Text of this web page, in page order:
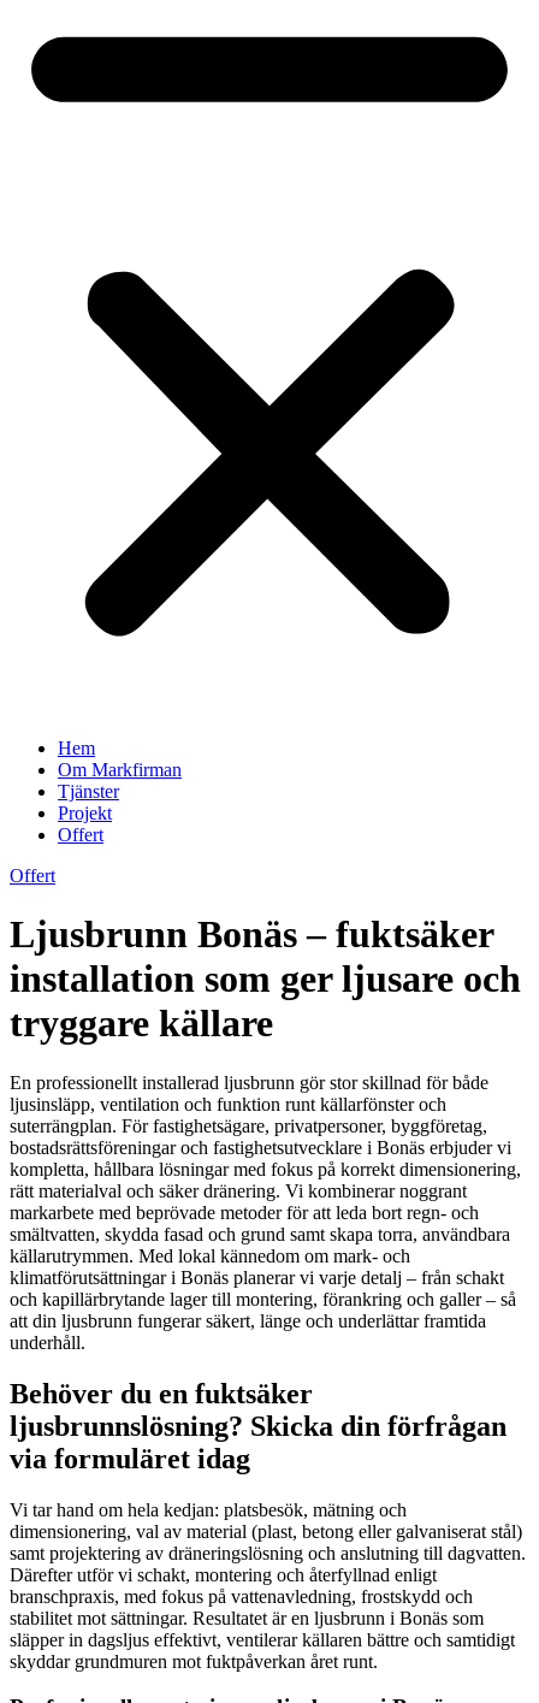
Hem
Om Markfirman
Tjänster
Projekt
Offert
Offert
Ljusbrunn Bonäs – fuktsäker
installation som ger ljusare och
tryggare källare
En professionellt installerad ljusbrunn gör stor skillnad för både
ljusinsläpp, ventilation och funktion runt källarfönster och
suterrängplan. För fastighetsägare, privatpersoner, byggföretag,
bostadsrättsföreningar och fastighetsutvecklare i Bonäs erbjuder vi
kompletta, hållbara lösningar med fokus på korrekt dimensionering,
rätt materialval och säker dränering. Vi kombinerar noggrant
markarbete med beprövade metoder för att leda bort regn- och
smältvatten, skydda fasad och grund samt skapa torra, användbara
källarutrymmen. Med lokal kännedom om mark- och
klimatförutsättningar i Bonäs planerar vi varje detalj – från schakt
och kapillärbrytande lager till montering, förankring och galler – så
att din ljusbrunn fungerar säkert, länge och underlättar framtida
underhåll.
Behöver du en fuktsäker
ljusbrunnslösning? Skicka din förfrågan
via formuläret idag
Vi tar hand om hela kedjan: platsbesök, mätning och
dimensionering, val av material (plast, betong eller galvaniserat stål)
samt projektering av dräneringslösning och anslutning till dagvatten.
Därefter utför vi schakt, montering och återfyllnad enligt
branschpraxis, med fokus på vattenavledning, frostskydd och
stabilitet mot sättningar. Resultatet är en ljusbrunn i Bonäs som
släpper in dagsljus effektivt, ventilerar källaren bättre och samtidigt
skyddar grundmuren mot fuktpåverkan året runt.